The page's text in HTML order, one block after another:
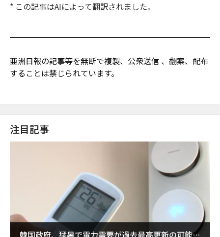
* この記事はAIによって翻訳されました。
亜洲日報の記事等を無断で複製、公衆送信 、翻案、配布
することは禁じられています。
注目記事
韓国政府、猛暑で電力需要が過去最高更新の可能性